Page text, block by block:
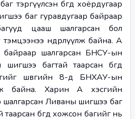
тэргүүлсэн бөгөөд хоёрдугаар
баг гуравдугаар байраар
цааш шалгарсан бол
өндөрлүүлж байна. А
байраар шалгарсан БНСУ-ын
багтай таарсан бөгөөд
шөвгийн 8-д БНХАУ-ын
байна. Харин А хэсгийн
шалгарсан Ливаны шигшээ баг
бөгөөд хожсон багийг нь